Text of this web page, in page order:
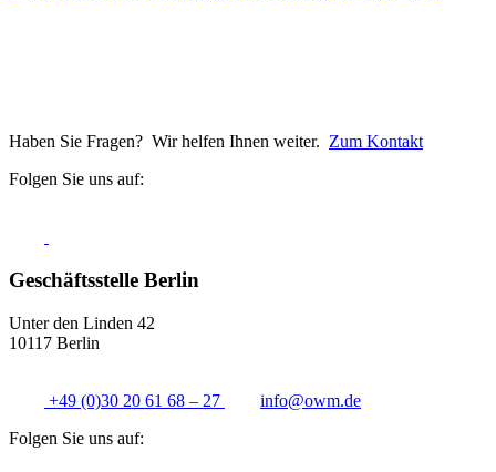
Haben Sie Fragen? Wir helfen Ihnen weiter. Zum Kontakt
Folgen Sie uns auf:
Geschäftsstelle Berlin
Unter den Linden 42
10117 Berlin
+49 (0)30 20 61 68 – 27 info@owm.de
Folgen Sie uns auf: